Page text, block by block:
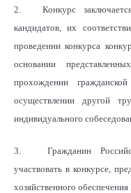
2. Конкурс заключается
кандидатов, их
проведении конкурса
основании
прохождении
осуществлении другой
индивидуального
3. Гражданин
участвовать в конкурсе,
хозяйственного